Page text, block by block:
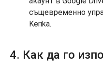
същевременно
Kerika.
4. Как да го